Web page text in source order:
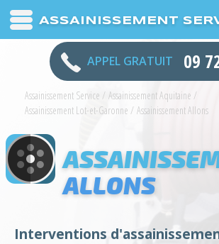
ASSAINISSEMENT
APPEL GRATUIT 09
Assainissement Service / Assainissement Aquitaine /
Assainissement Lot-et-Garonne / Assainissement Allons
ALLONS
Interventions